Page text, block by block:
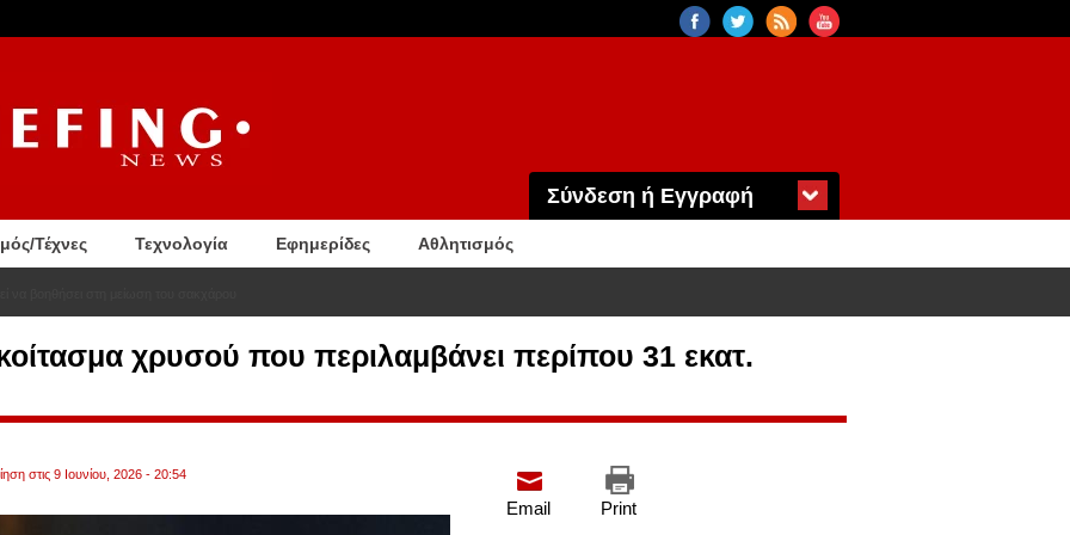
Σύνδεση ή Εγγραφή
Τέχνες Τεχνολογία Εφημερίδες Αθλητισμός
χρυσού που περιλαμβάνει περίπου 31 εκατ.
στις 9 Ιουνίου, 2026 - 20:54
Print
Email